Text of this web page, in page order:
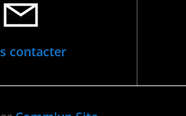
contacter